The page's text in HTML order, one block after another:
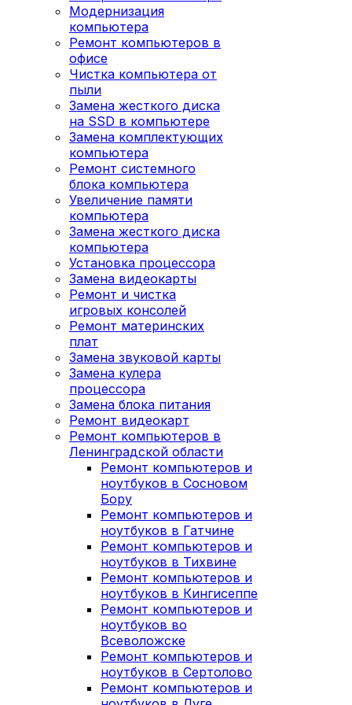
Модернизация
компьютера
Ремонт компьютеров в
офисе
Чистка компьютера от
пыли
Замена жесткого диска
на SSD в компьютере
Замена комплектующих
компьютера
Ремонт системного
блока компьютера
Увеличение памяти
компьютера
Замена жесткого диска
компьютера
Установка процессора
Замена видеокарты
Ремонт и чистка
игровых консолей
Ремонт материнских
плат
Замена звуковой карты
Замена кулера
процессора
Замена блока питания
Ремонт видеокарт
Ремонт компьютеров в
Ленинградской области
Ремонт компьютеров и
ноутбуков в Сосновом
Бору
Ремонт компьютеров и
ноутбуков в Гатчине
Ремонт компьютеров и
ноутбуков в Тихвине
Ремонт компьютеров и
ноутбуков в Кингисеппе
Ремонт компьютеров и
ноутбуков во
Всеволожске
Ремонт компьютеров и
ноутбуков в Сертолово
Ремонт компьютеров и